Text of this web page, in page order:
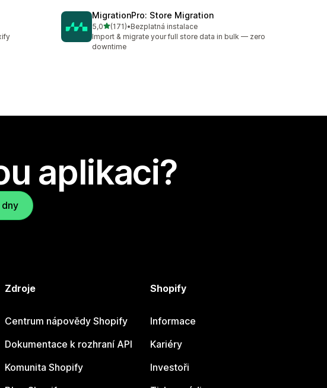
MigrationPro: Store Migration
5,0z 5 hvězd
(171)
Celkový počet recenzí: 171
•Bezplatná instalace
Import & migrate your full store data in bulk — zero
downtime
aplikaci?
Zdroje
Centrum nápovědy Shopify
Dokumentace k rozhraní API
Komunita Shopify
Shopify
Informace
Kariéry
Investoři